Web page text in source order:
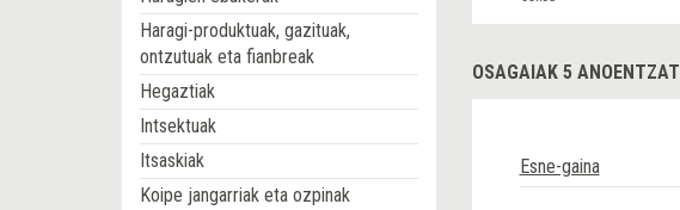
Haragi-produktuak, gazituak,
ontzutuak eta fianbreak
Hegaztiak
Intsektuak
Itsaskiak
Koipe jangarriak eta ozpinak
OSAGAIAK 5 ANOENTZAT
Esne-gaina